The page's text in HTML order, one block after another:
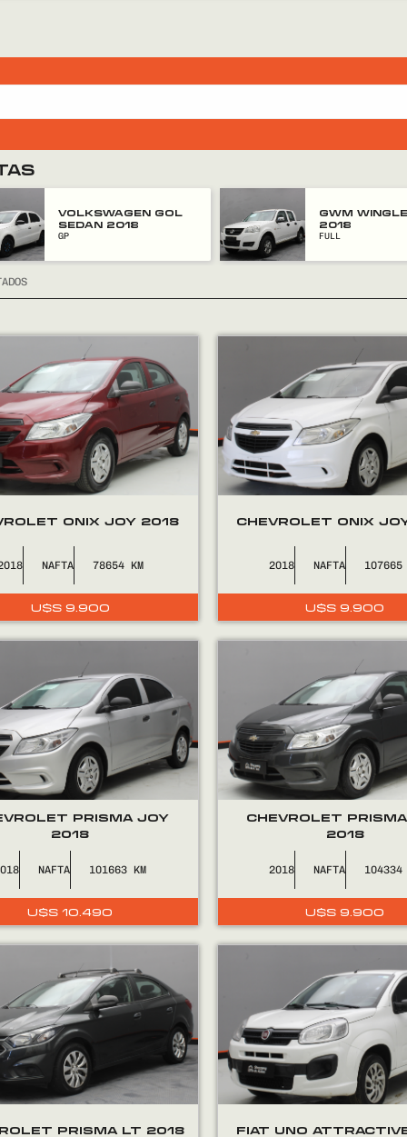
VOLKSWAGEN GOL
SEDAN 2018
GP
GWM
2018
FULL
ONIX JOY 2018
NAFTA 78654
U$S 9.900
CHEVROLET ONIX
2018 NAFTA 107665
U$S9.900
PRISMA JOY
2018
NAFTA 101663
U$S10.490
CHEVROLET
2018
2018 NAFTA 104334
U$S9.900
PRISMA LT 2018 FIAT UNO